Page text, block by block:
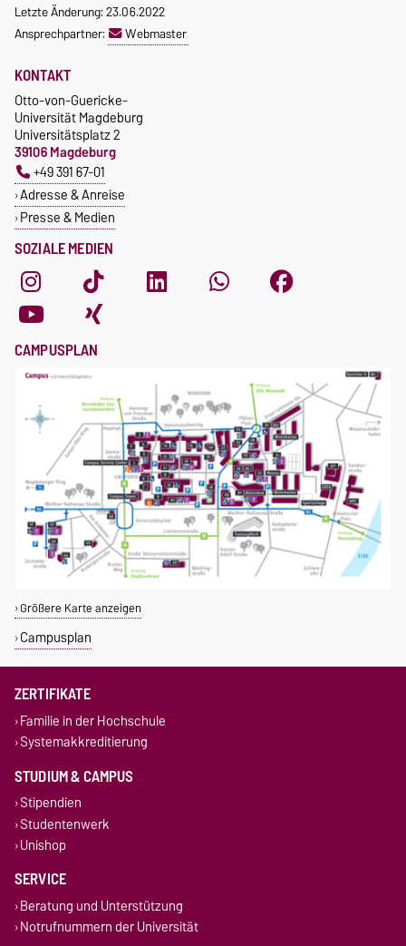
Letzte Änderung: 23.06.2022
Ansprechpartner:
Webmaster
SOZIALE MEDIEN
KONTAKT
Otto-von-Guericke-
Universität Magdeburg
Universitätsplatz 2
39106 Magdeburg
+49 391 67-01
Adresse & Anreise
Presse & Medien
CAMPUSPLAN
Größere Karte anzeigen
Campusplan
ZERTIFIKATE
Familie in der Hochschule
Systemakkreditierung
STUDIUM & CAMPUS
Stipendien
Studentenwerk
Unishop
SERVICE
Beratung und Unterstützung
Notrufnummern der Universität